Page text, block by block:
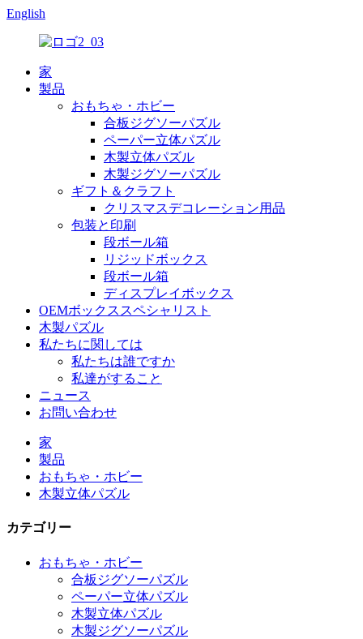
English
家
製品
おもちゃ・ホビー
合板ジグソーパズル
ペーパー立体パズル
木製立体パズル
木製ジグソーパズル
ギフト＆クラフト
クリスマスデコレーション用品
包装と印刷
段ボール箱
リジッドボックス
段ボール箱
ディスプレイボックス
OEMボックススペシャリスト
木製パズル
私たちに関しては
私たちは誰ですか
私達がすること
ニュース
お問い合わせ
家
製品
おもちゃ・ホビー
木製立体パズル
カテゴリー
おもちゃ・ホビー
合板ジグソーパズル
ペーパー立体パズル
木製立体パズル
木製ジグソーパズル